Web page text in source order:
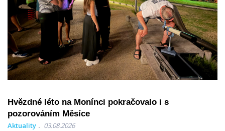
Hvězdné léto na Monínci pokračovalo i s
pozorováním Měsíce
Aktuality 03.08.2026